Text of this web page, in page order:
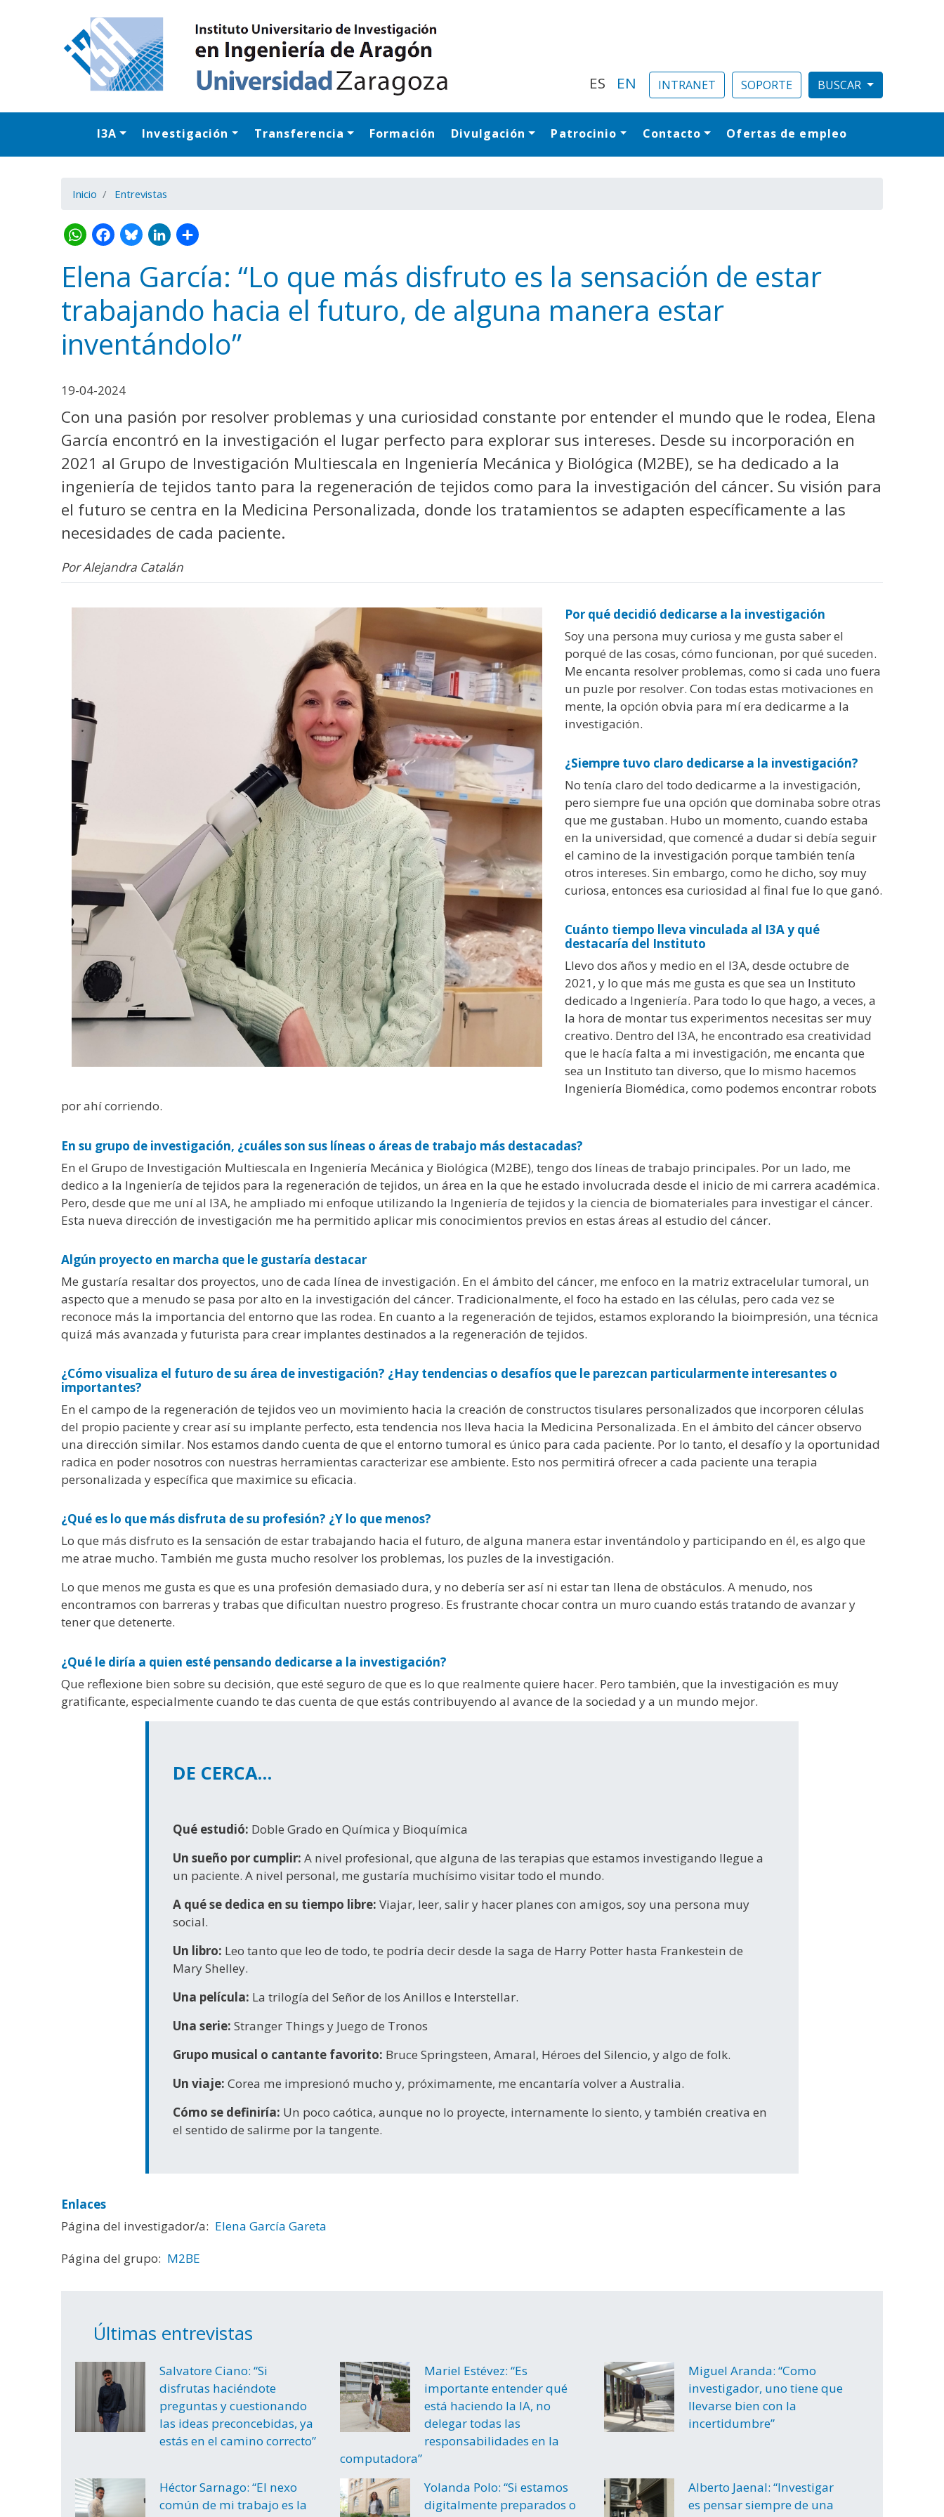
ES EN INTRANET SOPORTE
Navegación principal
I3A Investigación Transferencia Formación Divulgación Patrocinio Contacto Ofertas de empleo
Inicio Entrevistas
WhatsApp
Facebook
Bluesky
LinkedIn
Share
Elena García: “Lo que más disfruto es la sensación de estar
trabajando hacia el futuro, de alguna manera estar
inventándolo”
19-04-2024
Con una pasión por resolver problemas y una curiosidad constante por entender el mundo que le rodea, Elena
García encontró en la investigación el lugar perfecto para explorar sus intereses. Desde su incorporación en
2021 al Grupo de Investigación Multiescala en Ingeniería Mecánica y Biológica (M2BE), se ha dedicado a la
ingeniería de tejidos tanto para la regeneración de tejidos como para la investigación del cáncer. Su visión para
el futuro se centra en la Medicina Personalizada, donde los tratamientos se adapten específicamente a las
necesidades de cada paciente.
Por Alejandra Catalán
Por qué decidió dedicarse a la investigación
Soy una persona muy curiosa y me gusta saber el
porqué de las cosas, cómo funcionan, por qué suceden.
Me encanta resolver problemas, como si cada uno fuera
un puzle por resolver. Con todas estas motivaciones en
mente, la opción obvia para mí era dedicarme a la
investigación.
¿Siempre tuvo claro dedicarse a la investigación?
No tenía claro del todo dedicarme a la investigación,
pero siempre fue una opción que dominaba sobre otras
que me gustaban. Hubo un momento, cuando estaba
en la universidad, que comencé a dudar si debía seguir
el camino de la investigación porque también tenía
otros intereses. Sin embargo, como he dicho, soy muy
curiosa, entonces esa curiosidad al final fue lo que ganó.
Cuánto tiempo lleva vinculada al I3A y qué
destacaría del Instituto
Llevo dos años y medio en el I3A, desde octubre de
2021, y lo que más me gusta es que sea un Instituto
dedicado a Ingeniería. Para todo lo que hago, a veces, a
la hora de montar tus experimentos necesitas ser muy
creativo. Dentro del I3A, he encontrado esa creatividad
que le hacía falta a mi investigación, me encanta que
sea un Instituto tan diverso, que lo mismo hacemos
Ingeniería Biomédica, como podemos encontrar robots
por ahí corriendo.
En su grupo de investigación, ¿cuáles son sus líneas o áreas de trabajo más destacadas?
En el Grupo de Investigación Multiescala en Ingeniería Mecánica y Biológica (M2BE), tengo dos líneas de trabajo principales. Por un lado, me
dedico a la Ingeniería de tejidos para la regeneración de tejidos, un área en la que he estado involucrada desde el inicio de mi carrera académica.
Pero, desde que me uní al I3A, he ampliado mi enfoque utilizando la Ingeniería de tejidos y la ciencia de biomateriales para investigar el cáncer.
Esta nueva dirección de investigación me ha permitido aplicar mis conocimientos previos en estas áreas al estudio del cáncer.
Algún proyecto en marcha que le gustaría destacar
Me gustaría resaltar dos proyectos, uno de cada línea de investigación. En el ámbito del cáncer, me enfoco en la matriz extracelular tumoral, un
aspecto que a menudo se pasa por alto en la investigación del cáncer. Tradicionalmente, el foco ha estado en las células, pero cada vez se
reconoce más la importancia del entorno que las rodea. En cuanto a la regeneración de tejidos, estamos explorando la bioimpresión, una técnica
quizá más avanzada y futurista para crear implantes destinados a la regeneración de tejidos.
¿Cómo visualiza el futuro de su área de investigación? ¿Hay tendencias o desafíos que le parezcan particularmente interesantes o
importantes?
En el campo de la regeneración de tejidos veo un movimiento hacia la creación de constructos tisulares personalizados que incorporen células
del propio paciente y crear así su implante perfecto, esta tendencia nos lleva hacia la Medicina Personalizada. En el ámbito del cáncer observo
una dirección similar. Nos estamos dando cuenta de que el entorno tumoral es único para cada paciente. Por lo tanto, el desafío y la oportunidad
radica en poder nosotros con nuestras herramientas caracterizar ese ambiente. Esto nos permitirá ofrecer a cada paciente una terapia
personalizada y específica que maximice su eficacia.
¿Qué es lo que más disfruta de su profesión? ¿Y lo que menos?
Lo que más disfruto es la sensación de estar trabajando hacia el futuro, de alguna manera estar inventándolo y participando en él, es algo que
me atrae mucho. También me gusta mucho resolver los problemas, los puzles de la investigación.
Lo que menos me gusta es que es una profesión demasiado dura, y no debería ser así ni estar tan llena de obstáculos. A menudo, nos
encontramos con barreras y trabas que dificultan nuestro progreso. Es frustrante chocar contra un muro cuando estás tratando de avanzar y
tener que detenerte.
¿Qué le diría a quien esté pensando dedicarse a la investigación?
Que reflexione bien sobre su decisión, que esté seguro de que es lo que realmente quiere hacer. Pero también, que la investigación es muy
gratificante, especialmente cuando te das cuenta de que estás contribuyendo al avance de la sociedad y a un mundo mejor.
DE CERCA…
Qué estudió: Doble Grado en Química y Bioquímica
Un sueño por cumplir:A nivel profesional, que alguna de las terapias que estamos investigando llegue a
un paciente. A nivel personal, me gustaría muchísimo visitar todo el mundo.
A qué se dedica en su tiempo libre: Viajar, leer, salir y hacer planes con amigos, soy una persona muy
social.
Un libro: Leo tanto que leo de todo, te podría decir desde la saga de Harry Potter hasta Frankestein de
Mary Shelley.
Una película: La trilogía del Señor de los Anillos e Interstellar.
Una serie: Stranger Things y Juego de Tronos
Grupo musical o cantante favorito: Bruce Springsteen, Amaral, Héroes del Silencio, y algo de folk.
Un viaje:Corea me impresionó mucho y, próximamente, me encantaría volver a Australia.
Cómo se definiría: Un poco caótica, aunque no lo proyecte, internamente lo siento, y también creativa en
el sentido de salirme por la tangente.
Enlaces
Página del investigador/a: Elena García Gareta
Página del grupo: M2BE
Últimas entrevistas
Salvatore Ciano: “Si
disfrutas haciéndote
preguntas y cuestionando
las ideas preconcebidas, ya
estás en el camino correcto”
Mariel Estévez: “Es
importante entender qué
está haciendo la IA, no
delegar todas las
responsabilidades en la
computadora”
Miguel Aranda: “Como
investigador, uno tiene que
llevarse bien con la
incertidumbre”
Héctor Sarnago: “El nexo
común de mi trabajo es la
Yolanda Polo: “Si estamos
digitalmente preparados o
Alberto Jaenal: “Investigar
es pensar siempre de una